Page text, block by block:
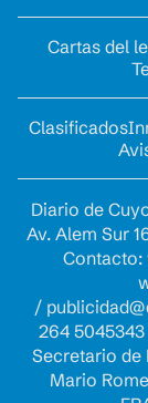
Cartas del
Clasificados
Diario de
Av. Alem Sur
Contacto:
/
264
Secretario de
Mario